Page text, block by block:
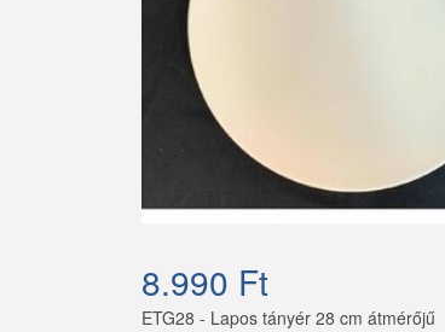
8.990 Ft
ETG28 - Lapos tányér 28 cm átmérőjű